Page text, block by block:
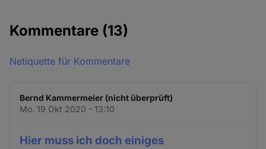
Kommentare (13)
Netiquette für Kommentare
Bernd Kammermeier (nicht überprüft)
Mo. 19 Okt 2020 - 13:10
Hier muss ich doch einiges